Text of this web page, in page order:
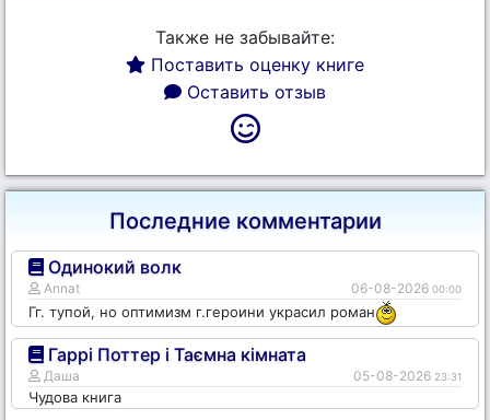
Также не забывайте:
Поставить оценку книге
Оставить отзыв
Последние комментарии
Одинокий волк
Annat 06-08-2026 00:00
Гг. тупой, но оптимизм г.героини украсил роман
Гаррі Поттер і Таємна кімната
Даша 05-08-2026 23:31
Чудова книга